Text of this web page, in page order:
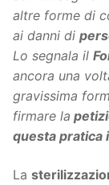
altre forme di
ai danni di
Lo segnala il
ancora una
gravissima
firmare la
questa pratica
La